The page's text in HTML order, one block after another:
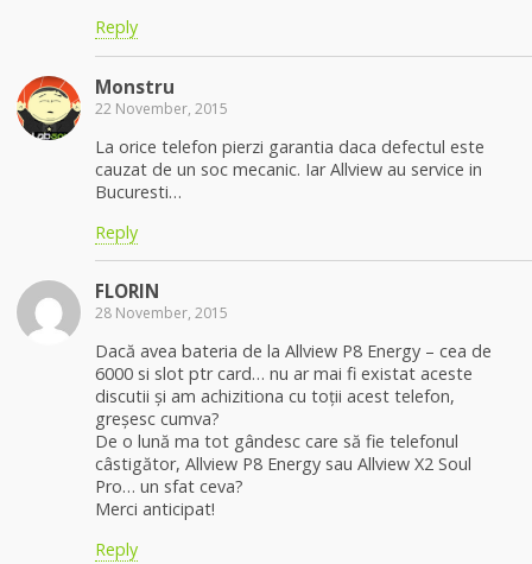
Reply
Monstru
22 November, 2015
La orice telefon pierzi garantia daca defectul este
cauzat de un soc mecanic. Iar Allview au service in
Bucuresti…
Reply
FLORIN
28 November, 2015
Dacă avea bateria de la Allview P8 Energy – cea de
6000 si slot ptr card… nu ar mai fi existat aceste
discutii și am achizitiona cu toții acest telefon,
greșesc cumva?
De o lună ma tot gândesc care să fie telefonul
câstigător, Allview P8 Energy sau Allview X2 Soul
Pro… un sfat ceva?
Merci anticipat!
Reply